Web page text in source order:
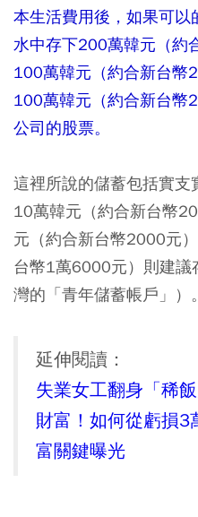
本生活費用後，如果可
水中存下200萬韓元（約
100萬韓元（約合新台幣
100萬韓元（約合新台幣
公司的股票。
這裡所說的儲蓄包括實
10萬韓元（約合新台幣
元（約合新台幣2000元
台幣1萬6000元）則建議
灣的「青年儲蓄帳戶」）。
延伸閱讀：
失業女工翻身「稀
財富！如何從虧損
富關鍵曝光